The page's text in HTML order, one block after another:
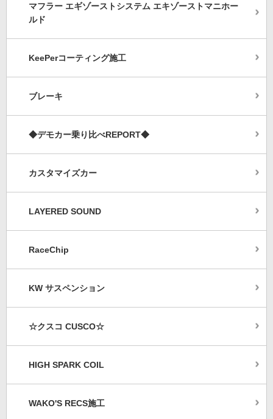
マフラー エギゾーストシステム エキゾーストマニホー
ルド
KeePerコーティング施工
ブレーキ
◆デモカー乗り比べREPORT◆
カスタマイズカー
LAYERED SOUND
RaceChip
KW サスペンション
☆クスコ CUSCO☆
HIGH SPARK COIL
WAKO'S RECS施工